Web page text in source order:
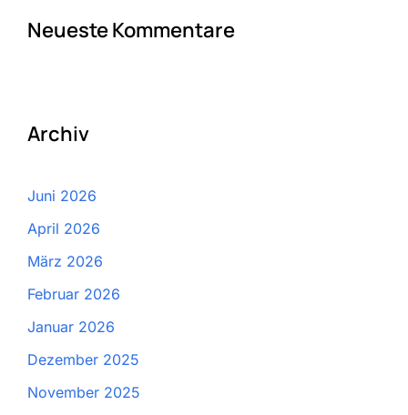
Neueste Kommentare
Archiv
Juni 2026
April 2026
März 2026
Februar 2026
Januar 2026
Dezember 2025
November 2025